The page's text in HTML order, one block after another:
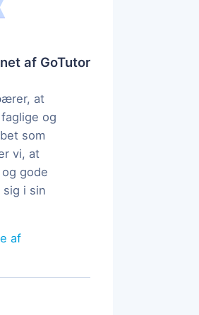
af GoTutor
at
og
som
vi, at
gode
i sin
af